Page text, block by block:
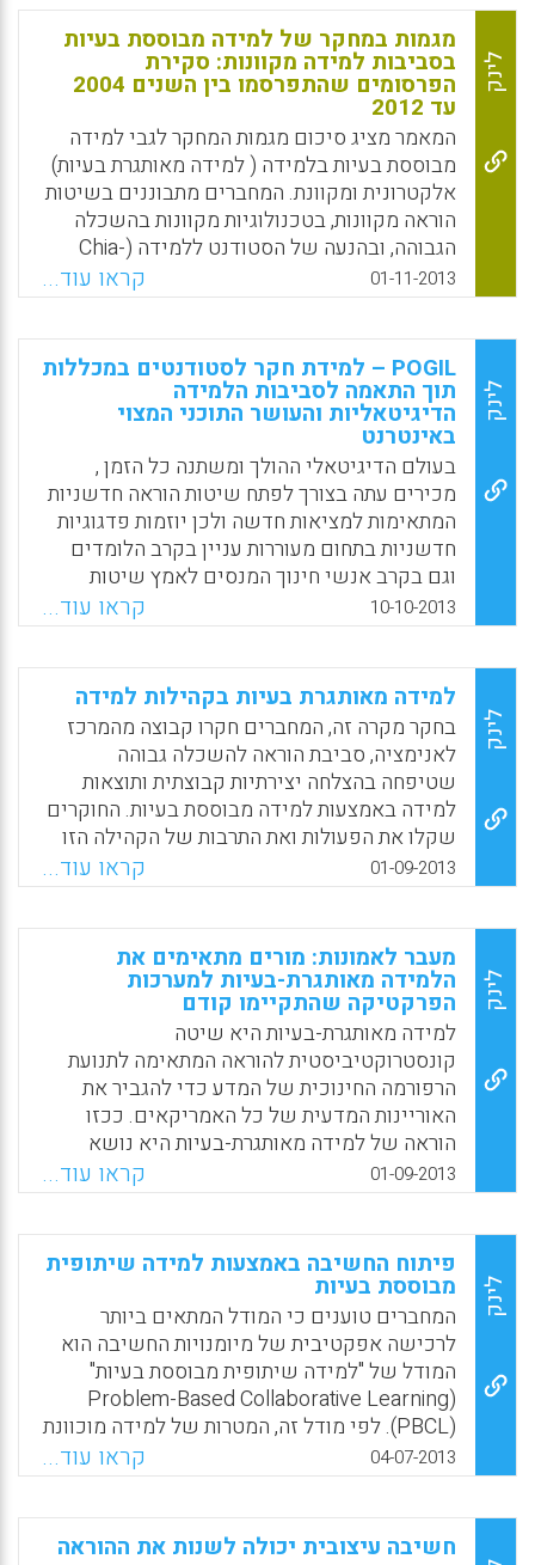
הלומדים, מטפחת יצירתיות, ומטילה על התלמידים
את האחריות ללמידה. במקום לשנן בעל פה,
מורים צריכים להשתמש בתוכן כדי ללמד
מיומנויות (Shelley Wright , 2013).
WhatsApp
Facebook
Email
X
לינק
מגמות במחקר של למידה מבוססת בעיות
בסביבות למידה מקוונות: סקירת
הפרסומים שהתפרסמו בין השנים 2004
עד 2012
המאמר מציג סיכום מגמות המחקר לגבי למידה
מבוססת בעיות בלמידה ( למידה מאותגרת בעיות)
אלקטרונית ומקוונת. המחברים מתבוננים בשיטות
הוראה מקוונות, בטכנולוגיות מקוונות בהשכלה
הגבוהה, ובהנעה של הסטודנט ללמידה (Chia-
Wen Tsai and Yi-Chun Chiang, 2013).
WhatsApp
Facebook
Email
X
01-11-2013 קראו עוד...
לינק
POGIL – למידת חקר לסטודנטים במכללות
תוך התאמה לסביבות הלמידה
הדיגיטאליות והעושר התוכני המצוי
באינטרנט
בעולם הדיגיטאלי ההולך ומשתנה כל הזמן ,
מכירים עתה בצורך לפתח שיטות הוראה חדשניות
המתאימות למציאות חדשה ולכן יוזמות פדגוגיות
חדשניות בתחום מעוררות עניין בקרב הלומדים
וגם בקרב אנשי חינוך המנסים לאמץ שיטות
חדשניות . לאחרונה דווח בכתב העת Journal of
learning design על ניסיון ליישם למידת חקר
לסטודנטים במכללות תוך התאמה לסביבות
הלמידה הדיגיטאליות והעושר התוכני המצוי
באינטרנט . שיטת הלימוד נקראת Process-
Oriented Guided Inquiry Learning-POGIL)
והיא מיושמת , כאמור , בכמה מכללות אקדמיות
באוסטרליה ( Jarrod Trevathan, Trina Myers).
WhatsApp
Facebook
Email
X
10-10-2013 קראו עוד...
לינק
למידה מאותגרת בעיות בקהילות למידה
בחקר מקרה זה, המחברים חקרו קבוצה מהמרכז
לאנימציה, סביבת הוראה להשכלה גבוהה
שטיפחה בהצלחה יצירתיות קבוצתית ותוצאות
למידה באמצעות למידה מבוססת בעיות. החוקרים
שקלו את הפעולות ואת התרבות של הקהילה הזו
שהיו קשורים להערכה, ואת האופן שבו
הפרקטיקות שקשורות להערכה שיפרו את פתרון
הבעיות היצירתי של חברי הקהילה. המחברים
מתארים את פרקטיקות ההערכה שלהם בהקשר
של העקרונות הנובעים מ"סטנדרטים להערכה של
קהילות משותפות" (Joint Committees'
Evaluation Standards), שהם סטנדרטים
להערכה שבהם השתמשו מעריכים מקצועיים
(West, Richard E., Williams, Greg S., and
Williams, David D. , 2013).
WhatsApp
Facebook
Email
X
01-09-2013 קראו עוד...
לינק
מעבר לאמונות: מורים מתאימים את
הלמידה מאותגרת-בעיות למערכות
הפרקטיקה שהתקיימו קודם
למידה מאותגרת-בעיות היא שיטה
קונסטרוקטיביסטית להוראה המתאימה לתנועת
הרפורמה החינוכית של המדע כדי להגביר את
האוריינות המדעית של כל האמריקאים. ככזו
הוראה של למידה מאותגרת-בעיות היא נושא
פופולרי במיוחד בסדנאות להתפתחות מקצועית
שהוצעו למורים בסביבות למידה משניות. מחקר
זה מציג חקר מקרה של ארבעה מורים שהשתתפו
בסדנה בת שבוע של למידה מאותגרת-בעיות
והכינו לאחר מכן מערך של פרקטיקת הכיתה של
עם עקרונות קונסטרוקטיביסטיים (Pecore J. ,
2013).
WhatsApp
Facebook
Email
X
01-09-2013 קראו עוד...
לינק
פיתוח החשיבה באמצעות למידה שיתופית
מבוססת בעיות
המחברים טוענים כי המודל המתאים ביותר
לרכישה אפקטיבית של מיומנויות החשיבה הוא
המודל של "למידה שיתופית מבוססת בעיות"
(Problem-Based Collaborative Learning
(PBCL). לפי מודל זה, המטרות של למידה מוכוונת
עצמי הן הגדרת הבעיה; יצירה שיתופית של מערך
של רעיונות אפשריים לפתרון הבעיות ובחירה
ברעיון הקונסטרוקטיבי; השגת המידע הדרוש
לפתרון הבעיה הכולל מידע מנושאים מקבילים
04-07-2013 קראו עוד...
חשיבה עיצובית יכולה לשנות את ההוראה